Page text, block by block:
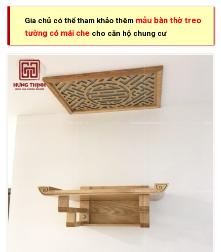
Gia chủ có thể tham khảo thêm mẫu bàn thờ treo
tường có mái che cho căn hộ chung cư